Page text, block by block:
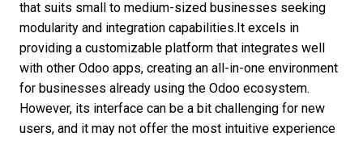
that suits small to medium-sized businesses seeking
modularity and integration capabilities.It excels in
providing a customizable platform that integrates well
with other Odoo apps, creating an all-in-one environment
for businesses already using the Odoo ecosystem.
However, its interface can be a bit challenging for new
users, and it may not offer the most intuitive experience